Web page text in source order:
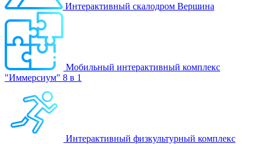
Интерактивный скалодром Вершина
Мобильный интерактивный комплекс
"Иммерсиум" 8 в 1
Интерактивный физкультурный комплекс